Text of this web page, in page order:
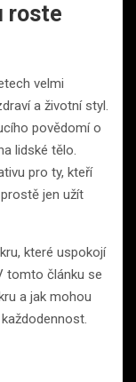
roste
velmi
a životní styl.
povědomí o
lidské tělo.
pro ty, kteří
jen užít
které uspokojí
tomto článku se
a jak mohou